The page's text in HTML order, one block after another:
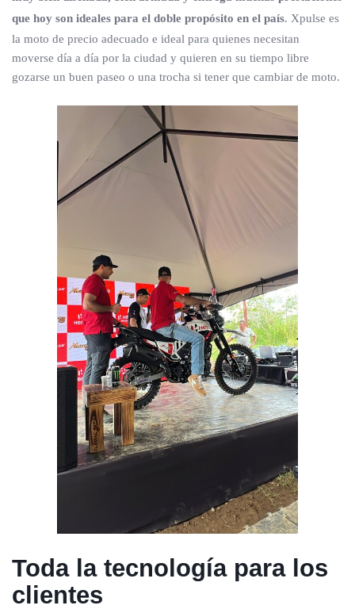
que hoy son ideales para el doble propósito en el país. Xpulse es
la moto de precio adecuado e ideal para quienes necesitan
moverse día a día por la ciudad y quieren en su tiempo libre
gozarse un buen paseo o una trocha si tener que cambiar de moto.
Toda la tecnología para los
clientes